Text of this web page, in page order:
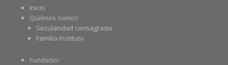
Inicio
Quiénes somos
Secularidad consagrada
Familia Instituto
Fundador